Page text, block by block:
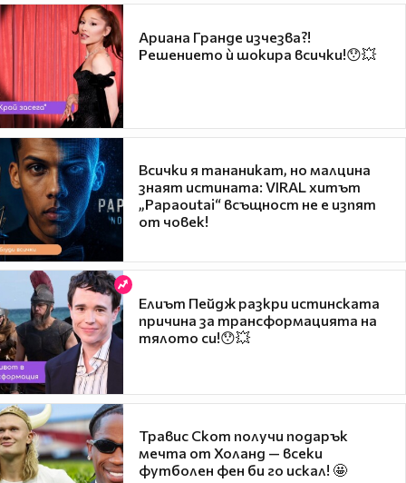
Ариана Гранде изчезва?!
Решението ѝ шокира всички!😯💥
Всички я тананикат, но малцина
знаят истината: VIRAL хитът
„Papaoutai“ всъщност не е изпят
от човек!
Елиът Пейдж разкри истинската
причина за трансформацията на
тялото си!😯💥
Травис Скот получи подарък
мечта от Холанд — всеки
футболен фен би го искал! 🤩